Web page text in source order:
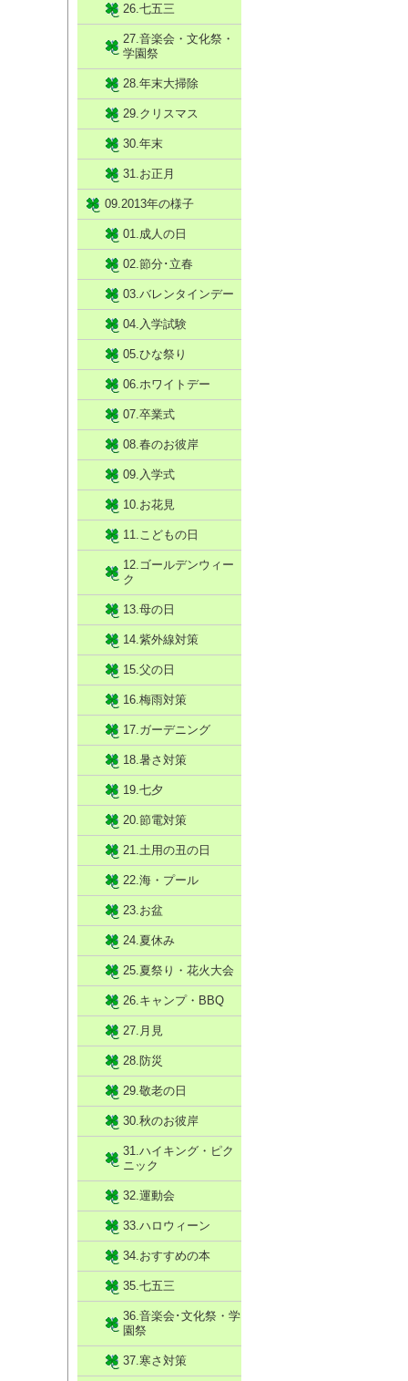
26.七五三
27.音楽会・文化祭・
学園祭
28.年末大掃除
29.クリスマス
30.年末
31.お正月
09.2013年の様子
01.成人の日
02.節分･立春
03.バレンタインデー
04.入学試験
05.ひな祭り
06.ホワイトデー
07.卒業式
08.春のお彼岸
09.入学式
10.お花見
11.こどもの日
12.ゴールデンウィー
ク
13.母の日
14.紫外線対策
15.父の日
16.梅雨対策
17.ガーデニング
18.暑さ対策
19.七夕
20.節電対策
21.土用の丑の日
22.海・プール
23.お盆
24.夏休み
25.夏祭り・花火大会
26.キャンプ・BBQ
27.月見
28.防災
29.敬老の日
30.秋のお彼岸
31.ハイキング・ピク
ニック
32.運動会
33.ハロウィーン
34.おすすめの本
35.七五三
36.音楽会･文化祭・学
園祭
37.寒さ対策